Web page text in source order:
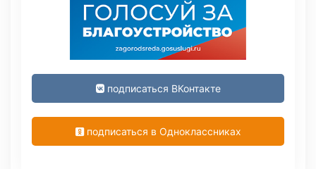
подписаться ВКонтакте
подписаться в Одноклассниках